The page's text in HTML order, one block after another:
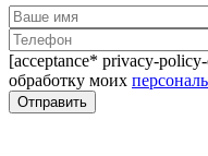
[acceptance* privacy-
обработку моих